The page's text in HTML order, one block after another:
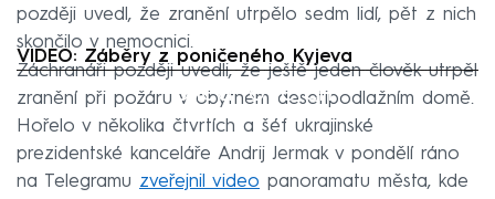
později uvedl, že zranění utrpělo sedm lidí, pět z nich
skončilo v nemocnici.
VIDEO: Záběry z poničeného Kyjeva
Failed to fetch
Záchranáři později uvedli, že ještě jeden člověk utrpěl
zranění při požáru v obytném desetipodlažním domě.
Hořelo v několika čtvrtích a šéf ukrajinské
prezidentské kanceláře Andrij Jermak v pondělí ráno
na Telegramu zveřejnil video panoramatu města, kde